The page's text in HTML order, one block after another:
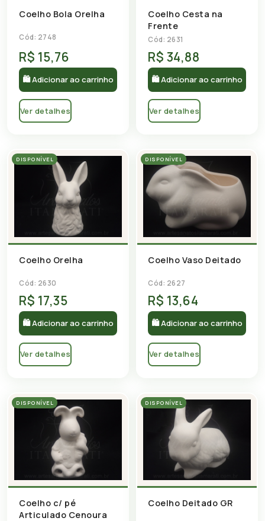
Coelho Bola Orelha
Cód: 2748
R$ 15,76
🛍 Adicionar ao carrinho
Ver detalhes
Coelho Cesta na
Frente
Cód: 2631
R$ 34,88
🛍 Adicionar ao carrinho
Ver detalhes
DISPONÍVEL
Coelho Orelha
Cód: 2630
R$ 17,35
🛍 Adicionar ao carrinho
Ver detalhes
DISPONÍVEL
Coelho Vaso Deitado
Cód: 2627
R$ 13,64
🛍 Adicionar ao carrinho
Ver detalhes
DISPONÍVEL
Coelho c/ pé
Articulado Cenoura
DISPONÍVEL
Coelho Deitado GR